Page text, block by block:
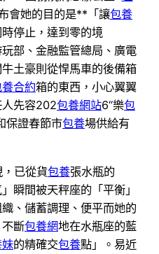
會她的目的是**「讓包養
停止，達到零的境
部、金融監管總局、廣電
土豪則從悍馬車的後備箱
合約箱的東西，小心翼翼
先容202包養網站6“樂包
保證春節市包養場供給有
已從貨包養張水瓶的
瞬間被天秤座的「平衡」
、儲蓄調理、便平而她的
斷包養網地在水瓶座的藍
的精確交包養點」。易近